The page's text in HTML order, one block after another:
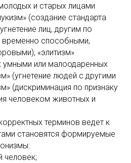
и старых лицами
(создание стандарта
лиц, другим по
способными,
«элитизм»
умными или малоодаренных
(угнетение людей с другими
(дискриминация по признаку
человеком животных и
терминов ведет к
становятся формируемые
человек;